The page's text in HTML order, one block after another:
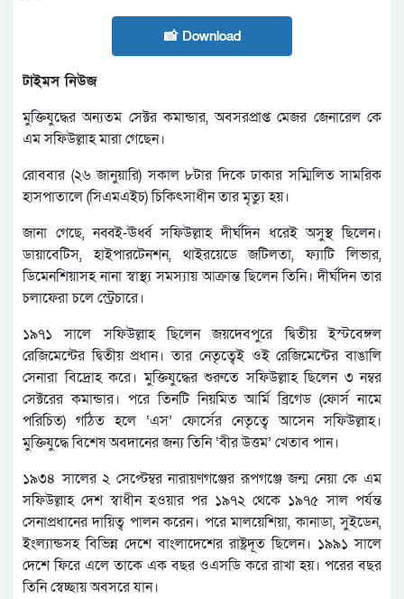
📸 Download
টাইমস নিউজ
মুক্তিযুদ্ধের অন্যতম সেক্টর কমান্ডার, অবসরপ্রাপ্ত মেজর জেনারেল কে
এম সফিউল্লাহ মারা গেছেন।
রোববার (২৬ জানুয়ারি) সকাল ৮টার দিকে ঢাকার সম্মিলিত সামরিক
হাসপাতালে (সিএমএইচ) চিকিৎসাধীন তার মৃত্যু হয়।
জানা গেছে, নব্বই-ঊর্ধ্ব সফিউল্লাহ দীর্ঘদিন ধরেই অসুস্থ ছিলেন।
ডায়াবেটিস, হাইপারটেনশন, থাইরয়েডে জটিলতা, ফ্যাটি লিভার,
ডিমেনশিয়াসহ নানা স্বাস্থ্য সমস্যায় আক্রান্ত ছিলেন তিনি। দীর্ঘদিন তার
চলাফেরা চলে স্ট্রেচারে।
১৯৭১ সালে সফিউল্লাহ ছিলেন জয়দেবপুরে দ্বিতীয় ইস্টবেঙ্গল
রেজিমেন্টের দ্বিতীয় প্রধান। তার নেতৃত্বেই ওই রেজিমেন্টের বাঙালি
সেনারা বিদ্রোহ করে। মুক্তিযুদ্ধের শুরুতে সফিউল্লাহ ছিলেন ৩ নম্বর
সেক্টরের কমান্ডার। পরে তিনটি নিয়মিত আর্মি ব্রিগেড (ফোর্স নামে
পরিচিত) গঠিত হলে ‘এস’ ফোর্সের নেতৃত্বে আসেন সফিউল্লাহ।
মুক্তিযুদ্ধে বিশেষ অবদানের জন্য তিনি ‘বীর উত্তম’ খেতাব পান।
১৯৩৪ সালের ২ সেপ্টেম্বর নারায়ণগঞ্জের রূপগঞ্জে জন্ম নেয়া কে এম
সফিউল্লাহ দেশ স্বাধীন হওয়ার পর ১৯৭২ থেকে ১৯৭৫ সাল পর্যন্ত
সেনাপ্রধানের দায়িত্ব পালন করেন। পরে মালয়েশিয়া, কানাডা, সুইডেন,
ইংল্যান্ডসহ বিভিন্ন দেশে বাংলাদেশের রাষ্ট্রদূত ছিলেন। ১৯৯১ সালে
দেশে ফিরে এলে তাকে এক বছর ওএসডি করে রাখা হয়। পরের বছর
তিনি স্বেচ্ছায় অবসরে যান।